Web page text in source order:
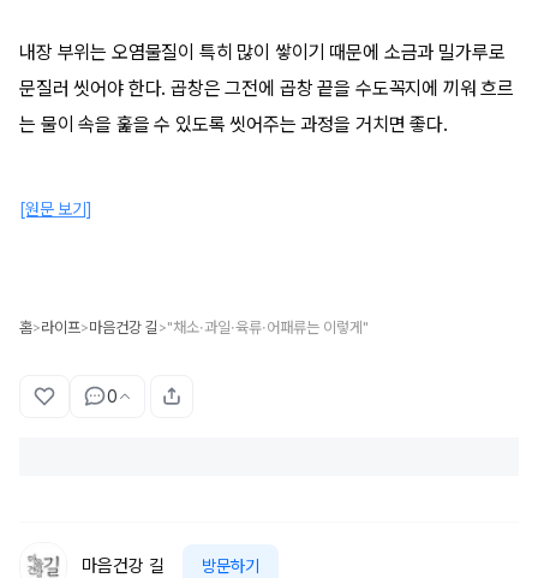
내장 부위는 오염물질이 특히 많이 쌓이기 때문에 소금과 밀가루로
문질러 씻어야 한다. 곱창은 그전에 곱창 끝을 수도꼭지에 끼워 흐르
는 물이 속을 훑을 수 있도록 씻어주는 과정을 거치면 좋다.
[원문 보기]
홈>라이프>마음건강 길 >"채소·과일·육류·어패류는 이렇게"
0
마음건강 길 방문하기